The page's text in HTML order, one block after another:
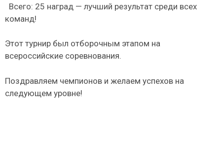
Всего: 25 наград — лучший результат среди всех
команд!
Этот турнир был отборочным этапом на
всероссийские соревнования.
Поздравляем чемпионов и желаем успехов на
следующем уровне!